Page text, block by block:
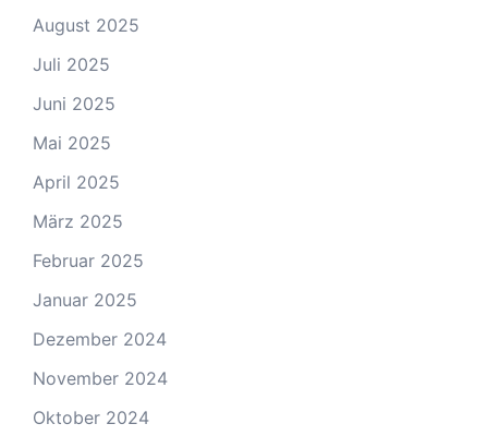
August 2025
Juli 2025
Juni 2025
Mai 2025
April 2025
März 2025
Februar 2025
Januar 2025
Dezember 2024
November 2024
Oktober 2024